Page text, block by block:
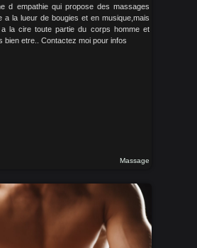
d empathie qui propose des massages
a la lueur de bougies et en musique,mais
la cire toute partie du corps homme et
bien etre.. Contactez moi pour infos
Massage